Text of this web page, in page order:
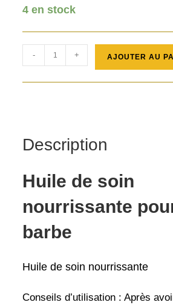
4 en stock
de
Huile
- + AJOUTER AU
Description
Huile de soin
nourrissante
barbe
Huile de soin nourrissante
Conseils d’utilisation : Après